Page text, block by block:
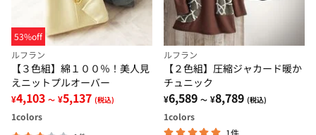
53%off
ルフラン
【３色組】綿１００％！美人見
えニットプルオーバー
¥4,103 ～ ¥5,137 (税込)
1colors
ルフラン
【２色組】圧縮ジャカード暖か
チュニック
¥6,589 ～ ¥8,789 (税込)
1colors
1件